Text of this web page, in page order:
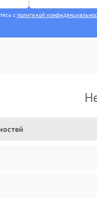
с политикой